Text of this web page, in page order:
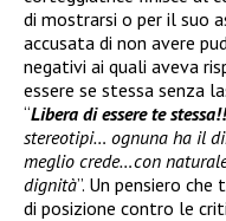
di mostrarsi o per il suo
accusata di non avere
negativi ai quali aveva
essere se stessa senza
“Libera di essere te
stereotipi… ognuna ha il
meglio crede…con
dignità”. Un pensiero
di posizione contro le